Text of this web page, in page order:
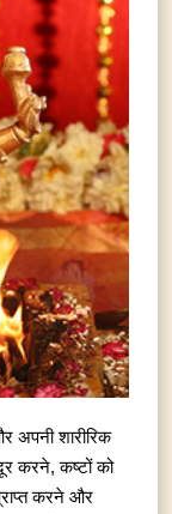
अपनी शारीरिक
करने, कष्टों को
करने और